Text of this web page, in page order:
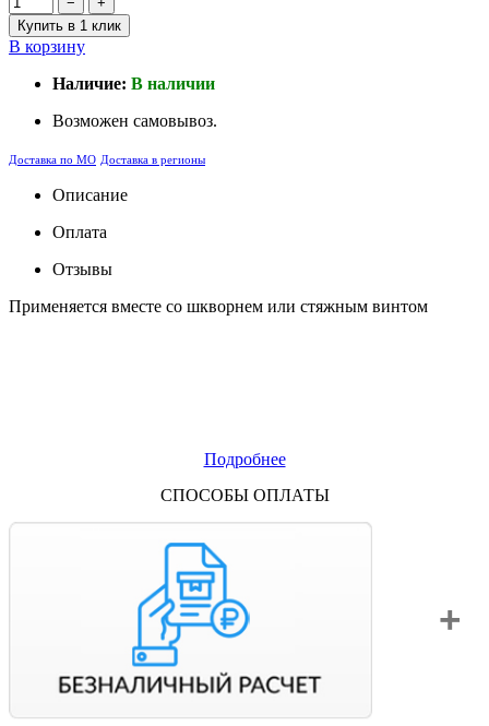
Купить в 1 клик
В корзину
Наличие: В наличии
Возможен самовывоз.
Доставка по МО Доставка в регионы
Описание
Оплата
Отзывы
Применяется вместе со шкворнем или стяжным винтом
Подробнее
СПОСОБЫ ОПЛАТЫ